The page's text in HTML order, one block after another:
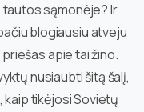
tautos sąmonėje? Ir
blogiausiu atveju
apie tai žino.
nusiaubti šitą šalį,
kaip tikėjosi Sovietų